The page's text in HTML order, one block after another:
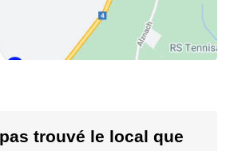
trouvé le local que